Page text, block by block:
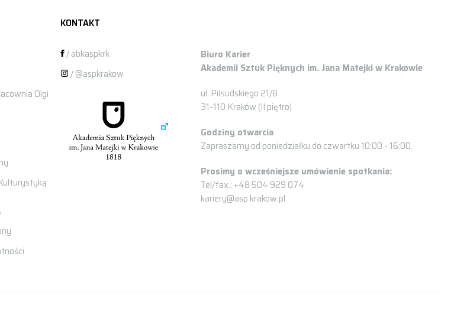
Olgi
KONTAKT
/ abkaspkrk
/ @aspkrakow
Biuro Karier
Akademii Sztuk Pięknych im. Jana Matejki w Krakowie
ul. Piłsudskiego 21/8
31-110 Kraków (II piętro)
Godziny otwarcia
Zapraszamy od poniedziałku do czwartku 10:00 - 16:00.
Prosimy o wcześniejsze umówienie spotkania:
Tel/fax.: +48 504 929 074
kariery@asp.krakow.pl